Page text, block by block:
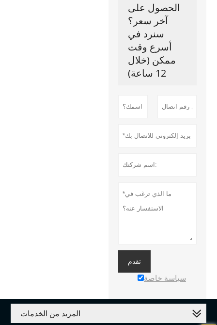
الحصول على
آخر سعر؟
سنرد في
أسرع وقت
ممكن (خلال
12 ساعة)
تقدم
سياسة خاصة
المزيد من الخدمات